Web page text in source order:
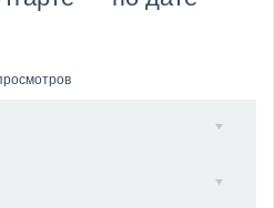
объявил новую волну участ...